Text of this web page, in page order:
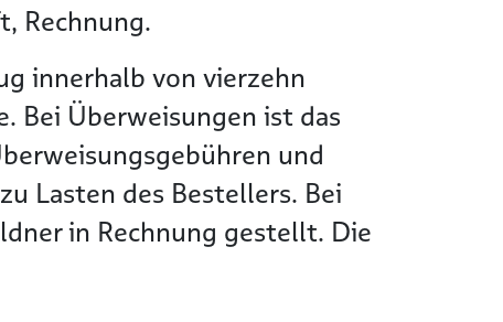
Rechnung.
innerhalb von vierzehn
Bei Überweisungen ist das
und
Lasten des Bestellers. Bei
in Rechnung gestellt. Die